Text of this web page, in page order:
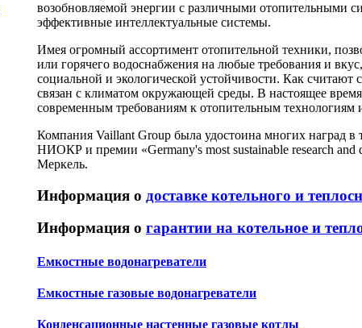
возобновляемой энергии с различными отопительными
эффективные интеллектуальные системы.
Имея огромный ассортимент отопительной техники,
или горячего водоснабжения на любые требования и
социальной и экологической устойчивости. Как
связан с климатом окружающей среды. В настоящее
современным требованиям к отопительным
Компания Vaillant Group была удостоина многих наград
НИОКР и премии «Germany's most sustainable research
Меркель.
Информация о доставке котельного и
Информация о гарантии на котельное и
Емкостные водонагреватели
Емкостные газовые водонагреватели
Конденсационные настенные газовые котлы